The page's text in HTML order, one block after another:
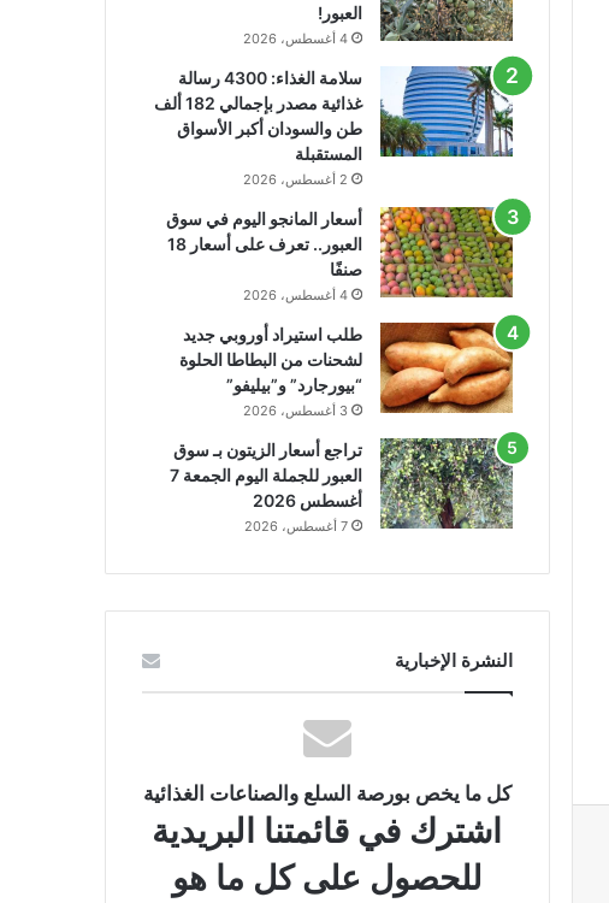
العبور!
4 أغسطس، 2026
سلامة الغذاء: 4300 رسالة
غذائية مصدر بإجمالي 182 ألف
طن والسودان أكبر الأسواق
المستقبلة
2 أغسطس، 2026
أسعار المانجو اليوم في سوق
العبور.. تعرف على أسعار 18
صنفًا
4 أغسطس، 2026
طلب استيراد أوروبي جديد
لشحنات من البطاطا الحلوة
“بيورجارد” و”بيليفو”
3 أغسطس، 2026
تراجع أسعار الزيتون بـ سوق
العبور للجملة اليوم الجمعة 7
أغسطس 2026
7 أغسطس، 2026
النشرة الإخبارية
كل ما يخص بورصة السلع والصناعات الغذائية
اشترك في قائمتنا البريدية
للحصول على كل ما هو